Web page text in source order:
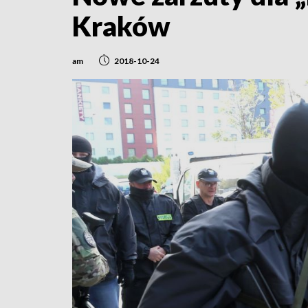
Kraków
am 2018-10-24